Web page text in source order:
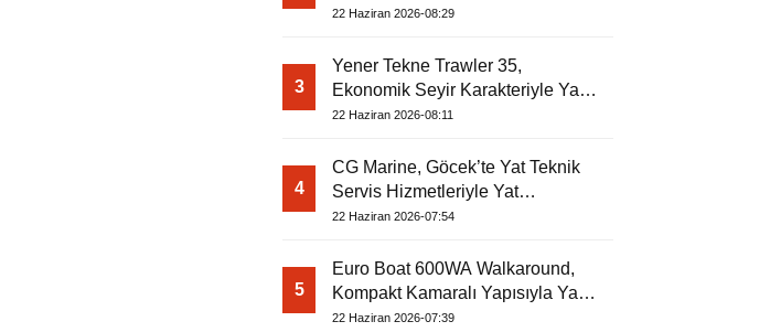
Dergisi’nde
22 Haziran 2026-08:29
3
Yener Tekne Trawler 35,
Ekonomik Seyir Karakteriyle Yat
Dergisi’nde
22 Haziran 2026-08:11
4
CG Marine, Göcek’te Yat Teknik
Servis Hizmetleriyle Yat
Dergisi’nde
22 Haziran 2026-07:54
5
Euro Boat 600WA Walkaround,
Kompakt Kamaralı Yapısıyla Yat
Dergisi’nde
22 Haziran 2026-07:39